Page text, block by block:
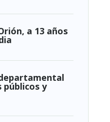
a 13 años
públicos y